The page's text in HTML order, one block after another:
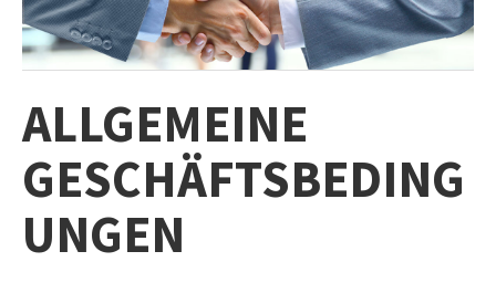
IMPRESSUM
AGB
DATENSCHUTZ
HAFTUNGSAUSSCHLUSS
WIDERRUFSBELEHRUNG
WIDERRUFSFORMULAR
STANDORTE
ALLGEMEINE
GESCHÄFTSBEDING
UNGEN